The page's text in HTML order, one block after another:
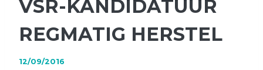
VSR-KANDIDATUUR
REGMATIG HERSTEL
12/09/2016